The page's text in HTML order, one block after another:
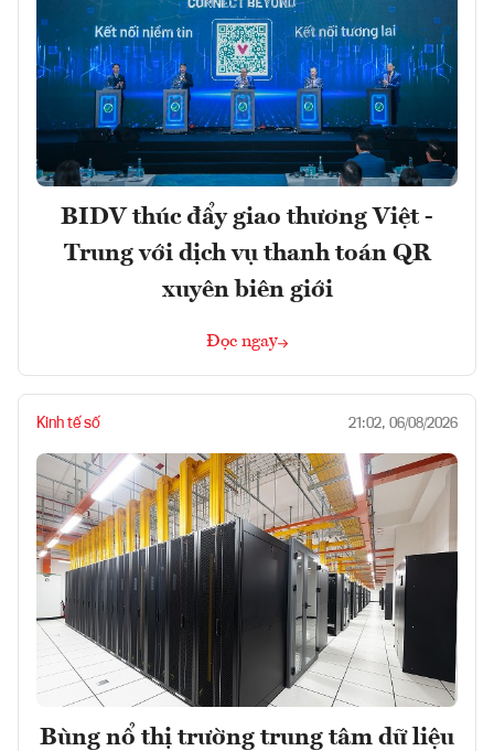
BIDV thúc đẩy giao thương Việt -
Trung với dịch vụ thanh toán QR
xuyên biên giới
Đọc ngay
Kinh tế số 21:02, 06/08/2026
Bùng nổ thị trường trung tâm dữ liệu